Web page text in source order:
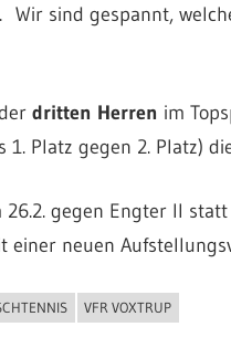
Wir sind gespannt,
dritten Herren im
Platz gegen 2. Platz)
gegen Engter II
einer neuen
VFR VOXTRUP